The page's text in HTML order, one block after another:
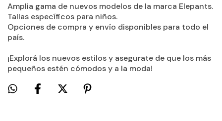
Amplia gama de nuevos modelos de la marca Elepants.
Tallas específicos para niños.
Opciones de compra y envío disponibles para todo el
país.
¡Explorá los nuevos estilos y asegurate de que los más
pequeños estén cómodos y a la moda!